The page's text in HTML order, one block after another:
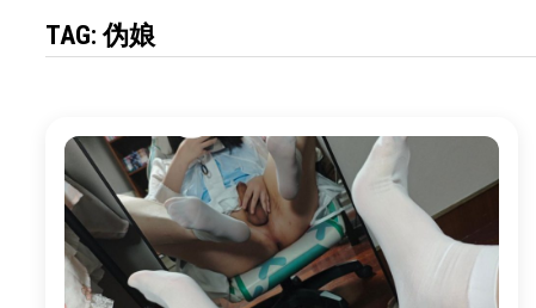
TAG:伪娘